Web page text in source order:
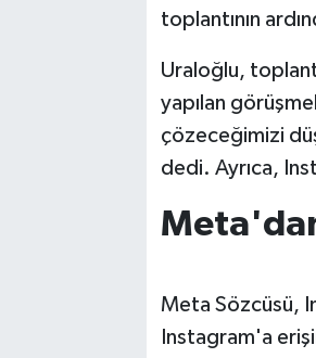
toplantının
Uraloğlu,
yapılan
çözeceğimizi
dedi. Ayrıca,
Meta Sözcüsü,
Instagram'a